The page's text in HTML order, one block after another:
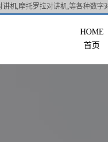
机,摩托罗拉对讲机,等各种数字
首页